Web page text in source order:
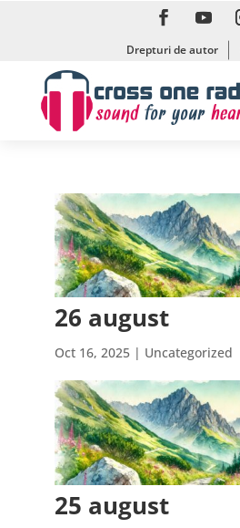
Drepturi de autor
26 august
Oct 16, 2025| Uncategorized
25 august